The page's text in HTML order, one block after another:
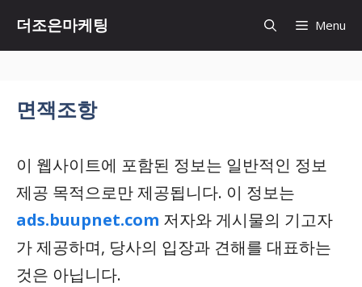
더조은마케팅 Menu
면잭조항
이 웹사이트에 포함된 정보는 일반적인 정보
제공 목적으로만 제공됩니다. 이 정보는
ads.buupnet.com 저자와 게시물의 기고자
가 제공하며, 당사의 입장과 견해를 대표하는
것은 아닙니다.